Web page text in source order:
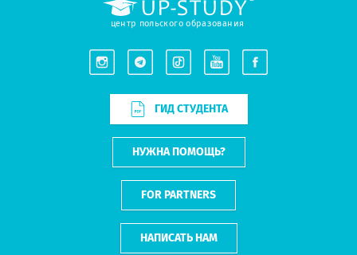
центр польского образования
ГИД СТУДЕНТА
НУЖНА ПОМОЩЬ?
FOR PARTNERS
НАПИСАТЬ НАМ